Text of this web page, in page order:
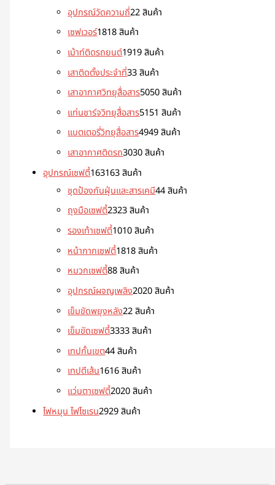
อุปกรณ์วัดความถี่22 สินค้า
เซฟเวอร์1818 สินค้า
เม้าท์ติดรถยนต์1919 สินค้า
เสาติดตั้งประจำที่33 สินค้า
เสาอากาศวิทยุสื่อสาร5050 สินค้า
แท่นชาร์จวิทยุสื่อสาร5151 สินค้า
แบตเตอรี่วิทยุสื่อสาร4949 สินค้า
เสาอากาศติดรถ3030 สินค้า
อุปกรณ์เซฟตี้163163 สินค้า
ชุดป้องกันฝุ่นและสารเคมี44 สินค้า
ถุงมือเซฟตี้2323 สินค้า
รองเท้าเซฟตี้1010 สินค้า
หน้ากากเซฟตี้1818 สินค้า
หมวกเซฟตี้88 สินค้า
อุปกรณ์ผจญเพลิง2020 สินค้า
เข็มขัดพยุงหลัง22 สินค้า
เข็มขัดเซฟตี้3333 สินค้า
เทปกั้นเขต44 สินค้า
เทปตีเส้น1616 สินค้า
แว่นตาเซฟตี้2020 สินค้า
ไฟหมุน ไฟไซเรน2929 สินค้า